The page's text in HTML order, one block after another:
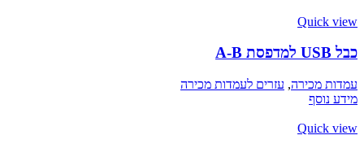
Quick view
כבל USB למדפסת A-B
עמדות מכירה, עזרים לעמדות מכירה
מידע נוסף
Quick view